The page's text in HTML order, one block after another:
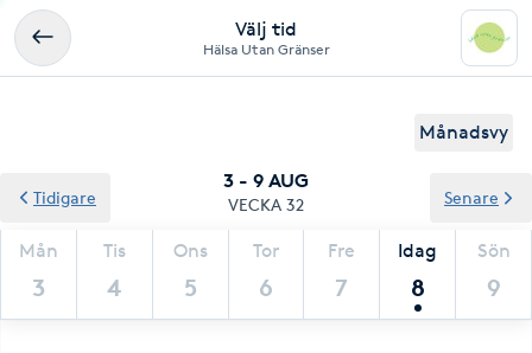
Välj tid
Hälsa Utan Gränser
Månadsvy
3 - 9 AUG
VECKA 32
Mån
3
Tis
4
Ons
5
Tor
6
Fre
7
Idag
8
Sön
9
Tidigare Senare